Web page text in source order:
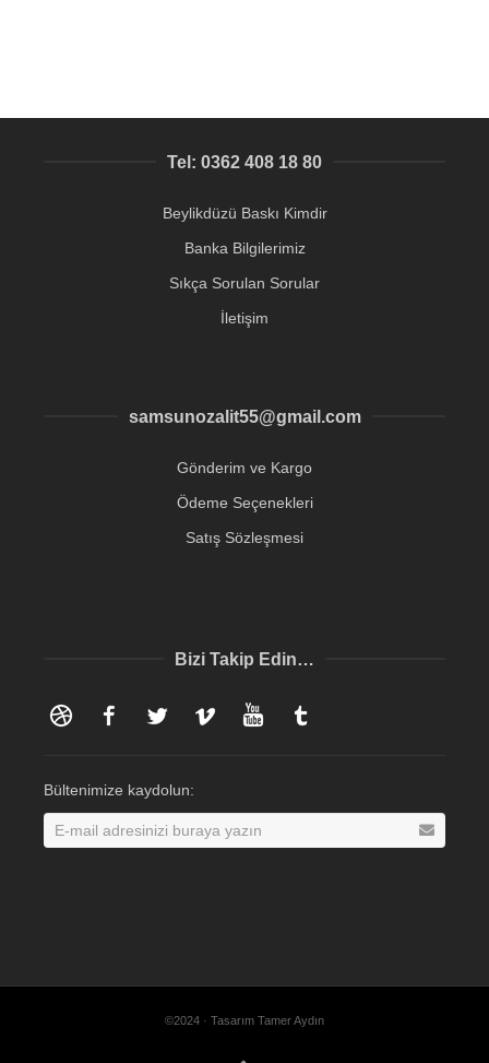
Tel: 0362 408 18 80
Beylikdüzü Baskı Kimdir
Banka Bilgilerimiz
Sıkça Sorulan Sorular
İletişim
samsunozalit55@gmail.com
Gönderim ve Kargo
Ödeme Seçenekleri
Satış Sözleşmesi
Bizi Takip Edin…
Dribbble FacebookTwitter Vimeo YouTube
Bültenimize kaydolun:
©2024 · Tasarım Tamer Aydın